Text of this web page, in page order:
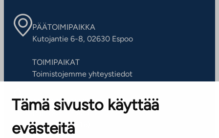
Tämä sivusto käyttää
evästeitä
PÄÄTOIMIPAIKKA
Kutojantie 6-8, 02630 Espoo
TOIMIPAIKAT
Toimistojemme yhteystiedot
ASIAKASPALVELUKESKUS
Puh. 045 7734 3777
(arkisin klo 8-16)